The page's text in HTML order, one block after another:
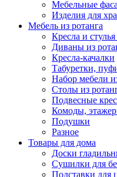
Мебельные
Изделия для
Мебель из ротанга
Кресла и
Диваны из
Кресла-качалки
Табуретки,
Набор мебели
Столы из
Подвесные
Комоды,
Подушки
Разное
Товары для дома
Доски
Сушилки для
Подставки для